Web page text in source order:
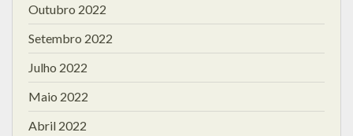
Outubro 2022
Setembro 2022
Julho 2022
Maio 2022
Abril 2022